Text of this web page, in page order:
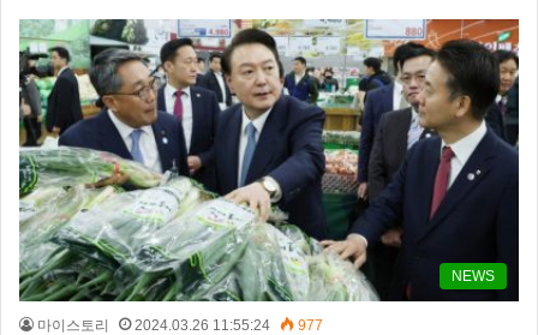
NEWS
마이스토리 2024.03.26 11:55:24 977